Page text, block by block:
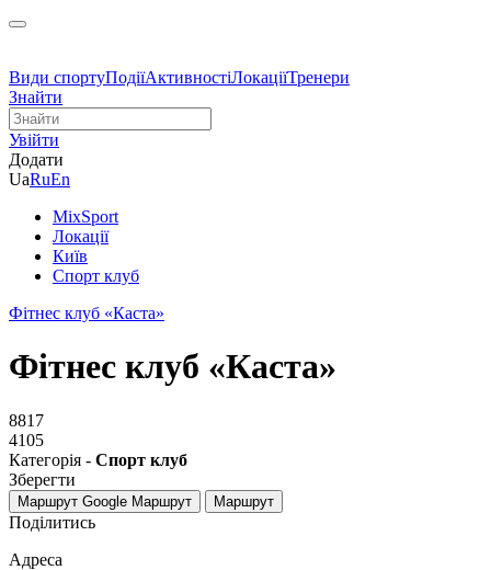
Види спортуПодіїАктивностіЛокаціїТренери
Знайти
Увійти
Додати
UaRuEn
MixSport
Локації
Київ
Спорт клуб
Фітнес клуб «Каста»
Фітнес клуб «Каста»
8817
4105
Категорія - Спорт клуб
Зберегти
Маршрут Google Маршрут Маршрут
Поділитись
Адреса